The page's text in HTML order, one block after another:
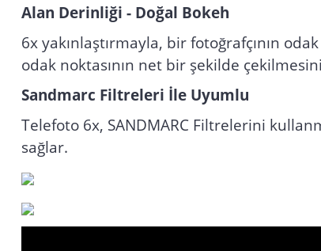
Alan Derinliği - Doğal Bokeh
6x yakınlaştırmayla, bir fotoğrafçının
odak noktasının net bir şekilde
Sandmarc Filtreleri İle Uyumlu
Telefoto 6x, SANDMARC Filtrelerini
sağlar.